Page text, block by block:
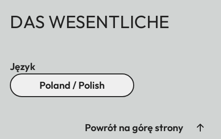
DAS WESENTLICHE
Język
Poland / Polish
Powrót na górę strony